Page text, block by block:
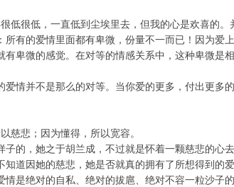
低很低，一直低到尘埃里去，但我的心是欢喜的。
所有的爱情里面都有卑微，份量不一而已！因为爱
有卑微的感觉。在对等的情感关系中，这种卑微是
爱情并不是那么的对等。当你爱的更多，付出更多
慈悲；因为懂得，所以宽容。
子的，她之于胡兰成，不过就是怀着一颗慈悲的心
知道因她的慈悲，她是否就真的拥有了所想得到的
情是绝对的自私、绝对的拔扈、绝对不容一粒沙子的